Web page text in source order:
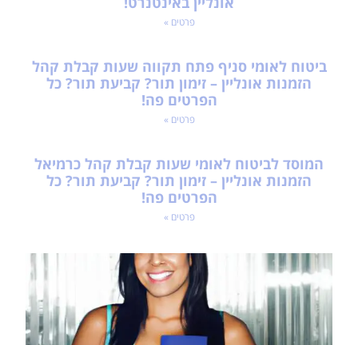
פרטים »
ביטוח לאומי סניף פתח תקווה שעות קבלת קהל
הזמנות אונליין – זימון תור? קביעת תור? כל
הפרטים פה!
פרטים »
המוסד לביטוח לאומי שעות קבלת קהל כרמיאל
הזמנות אונליין – זימון תור? קביעת תור? כל
הפרטים פה!
פרטים »